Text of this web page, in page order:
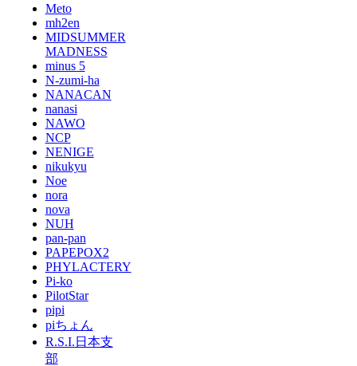
Meto
mh2en
MIDSUMMER
MADNESS
minus 5
N-zumi-ha
NANACAN
nanasi
NAWO
NCP
NENIGE
nikukyu
Noe
nora
nova
NUH
pan-pan
PAPEPOX2
PHYLACTERY
Pi-ko
PilotStar
pipi
piちょん
R.S.I.日本支
部